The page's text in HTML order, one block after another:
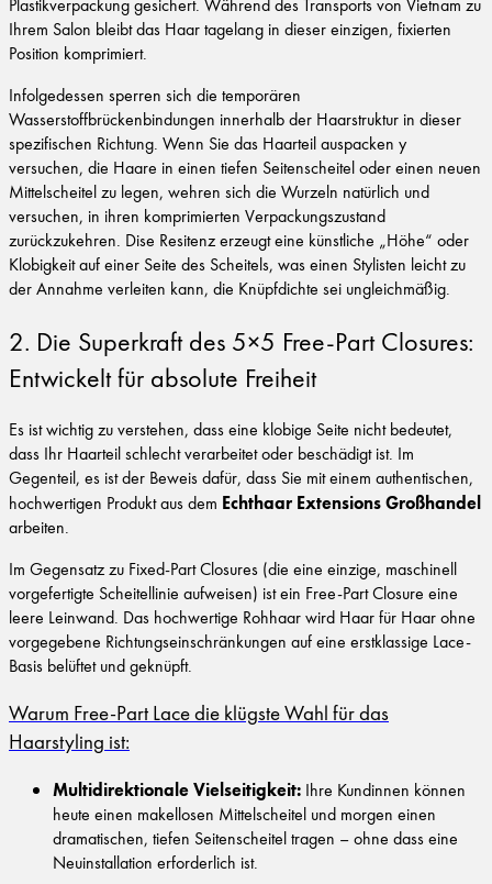
Ihrem Salon bleibt das Haar tagelang in dieser einzigen, fixierten
Position komprimiert.
Infolgedessen sperren sich die temporären
Wasserstoffbrückenbindungen innerhalb der Haarstruktur in dieser
spezifischen Richtung. Wenn Sie das Haarteil auspacken y
versuchen, die Haare in einen tiefen Seitenscheitel oder einen neuen
Mittelscheitel zu legen, wehren sich die Wurzeln natürlich und
versuchen, in ihren komprimierten Verpackungszustand
zurückzukehren. Dise Resitenz erzeugt eine künstliche „Höhe“ oder
Klobigkeit auf einer Seite des Scheitels, was einen Stylisten leicht zu
der Annahme verleiten kann, die Knüpfdichte sei ungleichmäßig.
2. Die Superkraft des 5×5 Free-Part Closures:
Entwickelt für absolute Freiheit
Es ist wichtig zu verstehen, dass eine klobige Seite nicht bedeutet,
dass Ihr Haarteil schlecht verarbeitet oder beschädigt ist. Im
Gegenteil, es ist der Beweis dafür, dass Sie mit einem authentischen,
hochwertigen Produkt aus dem Echthaar Extensions Großhandel
arbeiten.
Im Gegensatz zu Fixed-Part Closures (die eine einzige, maschinell
vorgefertigte Scheitellinie aufweisen) ist ein Free-Part Closure eine
leere Leinwand. Das hochwertige Rohhaar wird Haar für Haar ohne
vorgegebene Richtungseinschränkungen auf eine erstklassige Lace-
Basis belüftet und geknüpft.
Warum Free-Part Lace die klügste Wahl für das
Haarstyling ist:
Multidirektionale Vielseitigkeit: Ihre Kundinnen können
heute einen makellosen Mittelscheitel und morgen einen
dramatischen, tiefen Seitenscheitel tragen – ohne dass eine
Neuinstallation erforderlich ist.